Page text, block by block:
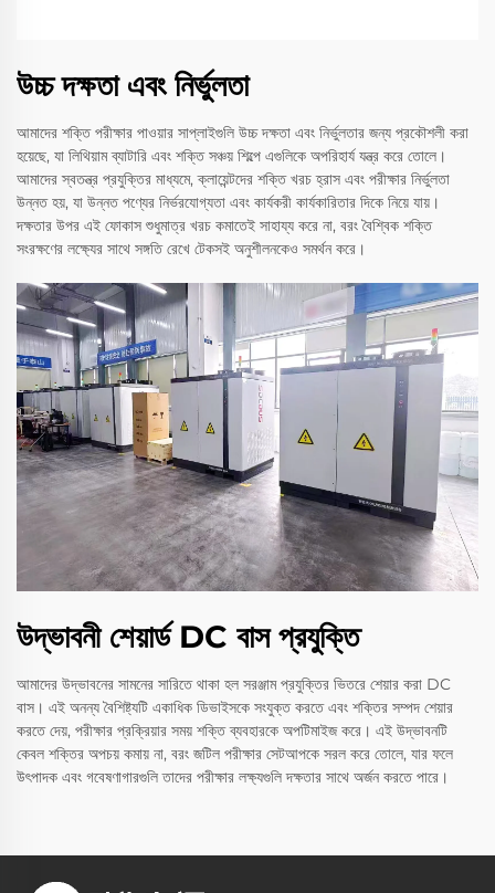
উচ্চ দক্ষতা এবং নির্ভুলতা
আমাদের শক্তি পরীক্ষার পাওয়ার সাপ্লাইগুলি উচ্চ দক্ষতা এবং নির্ভুলতার জন্য প্রকৌশলী করা
হয়েছে, যা লিথিয়াম ব্যাটারি এবং শক্তি সঞ্চয় শিল্পে এগুলিকে অপরিহার্য যন্ত্র করে তোলে।
আমাদের স্বতন্ত্র প্রযুক্তির মাধ্যমে, ক্লায়েন্টদের শক্তি খরচ হ্রাস এবং পরীক্ষার নির্ভুলতা
উন্নত হয়, যা উন্নত পণ্যের নির্ভরযোগ্যতা এবং কার্যকরী কার্যকারিতার দিকে নিয়ে যায়।
দক্ষতার উপর এই ফোকাস শুধুমাত্র খরচ কমাতেই সাহায্য করে না, বরং বৈশ্বিক শক্তি
সংরক্ষণের লক্ষ্যের সাথে সঙ্গতি রেখে টেকসই অনুশীলনকেও সমর্থন করে।
উদ্ভাবনী শেয়ার্ড DC বাস প্রযুক্তি
আমাদের উদ্ভাবনের সামনের সারিতে থাকা হল সরঞ্জাম প্রযুক্তির ভিতরে শেয়ার করা DC
বাস। এই অনন্য বৈশিষ্ট্যটি একাধিক ডিভাইসকে সংযুক্ত করতে এবং শক্তির সম্পদ শেয়ার
করতে দেয়, পরীক্ষার প্রক্রিয়ার সময় শক্তি ব্যবহারকে অপটিমাইজ করে। এই উদ্ভাবনটি
কেবল শক্তির অপচয় কমায় না, বরং জটিল পরীক্ষার সেটআপকে সরল করে তোলে, যার ফলে
উৎপাদক এবং গবেষণাগারগুলি তাদের পরীক্ষার লক্ষ্যগুলি দক্ষতার সাথে অর্জন করতে পারে।